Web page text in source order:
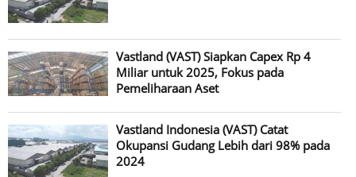
Vastland (VAST) Siapkan Capex Rp 4
Miliar untuk 2025, Fokus pada
Pemeliharaan Aset
Vastland Indonesia (VAST) Catat
Okupansi Gudang Lebih dari 98% pada
2024